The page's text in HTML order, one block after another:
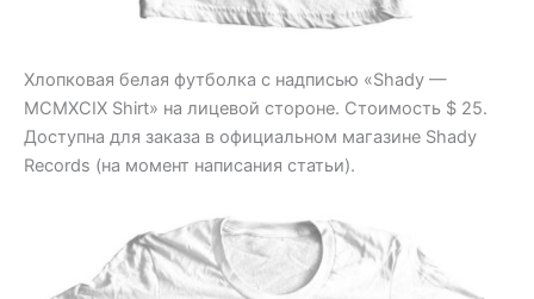
Хлопковая белая футболка с надписью «Shady —
MCMXCIX Shirt» на лицевой стороне. Стоимость $ 25.
Доступна для заказа в официальном магазине Shady
Records (на момент написания статьи).